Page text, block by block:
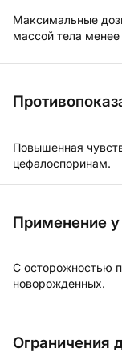
Максимальные
массой тела менее
Повышенная
цефалоспоринам.
Применение у
С осторожностью
новорожденных.
Ограничения